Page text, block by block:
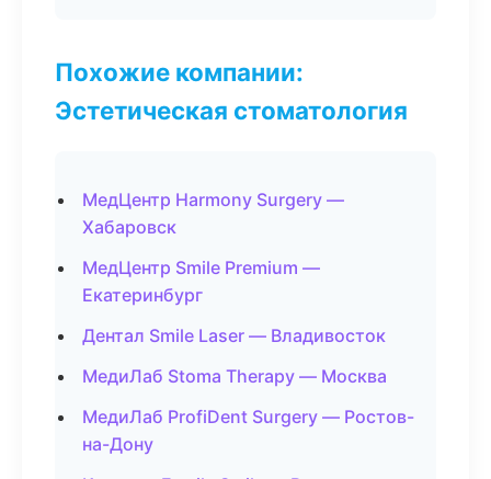
Похожие компании:
Эстетическая стоматология
МедЦентр Harmony Surgery —
Хабаровск
МедЦентр Smile Premium —
Екатеринбург
Дентал Smile Laser — Владивосток
МедиЛаб Stoma Therapy — Москва
МедиЛаб ProfiDent Surgery — Ростов-
на-Дону